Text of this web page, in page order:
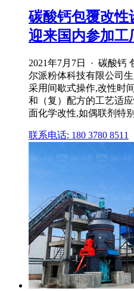
碳酸钙包覆改性
迎来国内参加工
2021年7月7日 · 碳酸钙
尔派粉体科技有限公司
采用间歇式操作,改性时
和（复）配方的工艺适
面化学改性,如偶联剂特
联系电话: 180 3780 8511